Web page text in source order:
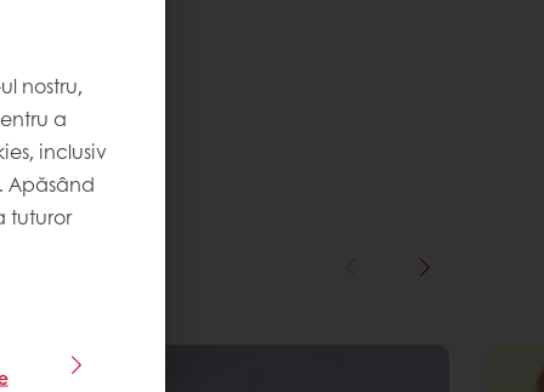
nostru,
a
inclusiv
Apăsând
tuturor